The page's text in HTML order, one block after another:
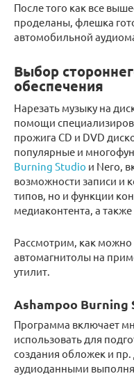
После того как все
проделаны, флешка
автомобильной
Выбор
обеспечения
Нарезать музыку на
помощи
прожига CD и DVD
популярные и
Burning Studio и Nero,
возможности записи и
типов, но и функции
медиаконтента, а
Рассмотрим, как можно
автомагнитолы на
утилит.
Ashampoo Burning
Программа включает
использовать для
создания обложек и пр.
аудиоданными